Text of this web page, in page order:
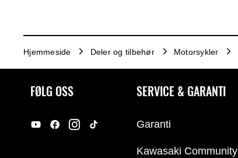
Hjemmeside Deler og tilbehør Motorsykler
FØLG OSS SERVICE & GARANTI
Garanti
Kawasaki Community